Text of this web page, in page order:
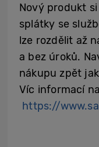
Nový produkt
splátky se
lze rozdělit až
a bez úroků.
nákupu zpět
Víc informací na
https://